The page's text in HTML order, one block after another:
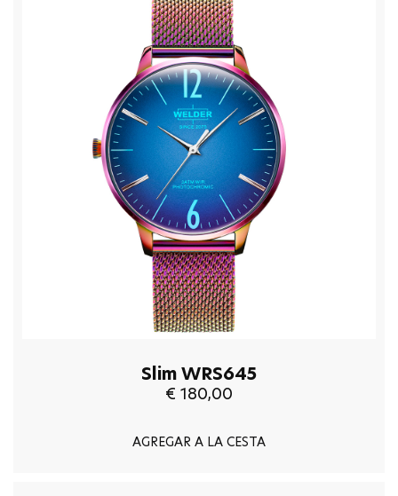
Slim WRS645
€ 180,00
AGREGAR A LA CESTA